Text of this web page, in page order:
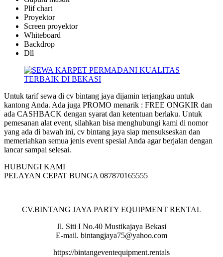
Plif chart
Proyektor
Screen proyektor
Whiteboard
Backdrop
Dll
Untuk tarif sewa di cv bintang jaya dijamin terjangkau untuk
kantong Anda. Ada juga PROMO menarik : FREE ONGKIR dan
ada CASHBACK dengan syarat dan ketentuan berlaku. Untuk
pemesanan alat event, silahkan bisa menghubungi kami di nomor
yang ada di bawah ini, cv bintang jaya siap mensukseskan dan
memeriahkan semua jenis event spesial Anda agar berjalan dengan
lancar sampai selesai.
HUBUNGI KAMI
PELAYAN CEPAT BUNGA 087870165555
CV.BINTANG JAYA PARTY EQUIPMENT RENTAL
Jl. Siti I No.40 Mustikajaya Bekasi
E-mail. bintangjaya75@yahoo.com
https://bintangeventequipment.rentals